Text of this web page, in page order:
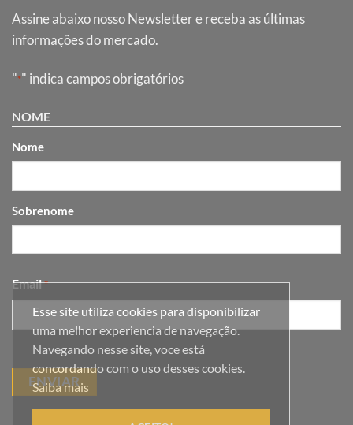
Esse site utiliza cookies para disponibilizar
uma melhor experiencia de navegação.
Navegando nesse site, voce está
concordando com o uso desses cookies.
Saiba mais
com
Prevenção
prioridade
Assine abaixo nosso Newsletter e receba as últimas
informações do mercado.
"*" indica campos obrigatórios
NOME
Nome
Sobrenome
Email *